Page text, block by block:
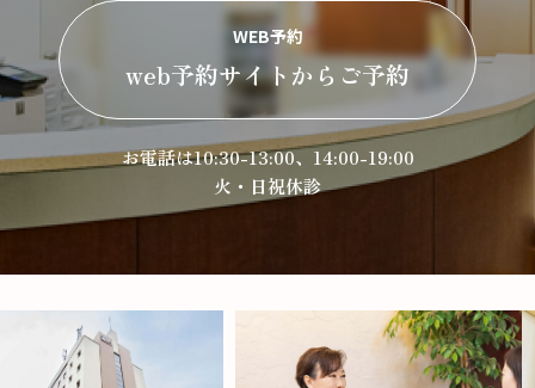
WEB予約
web予約サイトからご予約
お電話は10:30-13:00、14:00-19:00
火・日祝休診